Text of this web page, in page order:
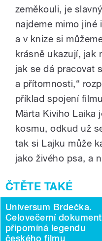
zeměkouli, je
najdeme mimo
a v knize si
krásně ukazují, jak
jak se dá pracovat
a přítomnosti,“
příklad spojení
Märta Kiviho Laika
kosmu, odkud už
tak si Lajku může
jako živého psa, a
Universum Brdečka.
Celovečerní dokument
připomíná legendu
českého filmu